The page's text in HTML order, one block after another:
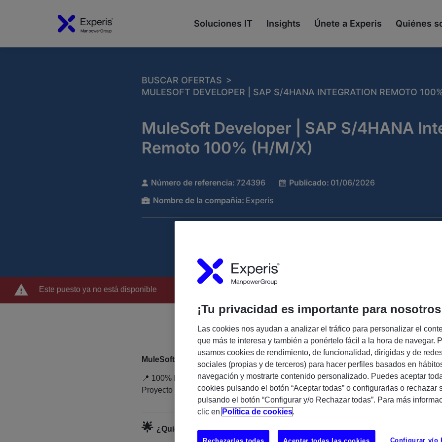
Soluciones IT Insights Únete a Experis Quiénes
BUSCAR OFERTAS >
MULESOFT DEVELOPER | SAP S/4HANA INTEGRATION REMOTO
MuleSoft Developer | SAP S/4HANA
Remoto 100% (H/M/X)
Número de referencia: 724396 Publicado: 01/06/2026
Nombre de la compañía: Experis
Este puesto ya no está disponible
MuleSoft Developer | SAP S/4HANA Integration
📍 100% Remoto (España) | 🗓 Incorporación inmediata | 📅
Proyecto hasta noviembre 2026
🌟 ¿Quieres trabajar en integraciones de alto nivel con SAP?
¡Tu privacidad es importante para
Las cookies nos ayudan a analizar el tráfico para personalizar el
que más te interesa y también a ponértelo fácil a la hora de navegar.
usamos cookies de rendimiento, de funcionalidad, dirigidas y de
sociales (propias y de terceros) para hacer perfiles basados en
navegación y mostrarte contenido personalizado. Puedes aceptar
cookies pulsando el botón “Aceptar todas” o configurarlas o rechazar
pulsando el botón “Configurar y/o Rechazar todas”. Para más
clic en Política de cookies.
Configurar y/o